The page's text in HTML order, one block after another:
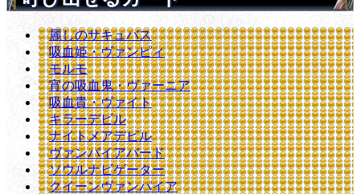
麗しのサキュバス
吸血姫・ヴァンピィ
モルモ
宵の吸血鬼・ヴァーニア
吸血貴・ヴァイト
キラーデビル
ナイトメアデビル
ヴァンパイアバード
ソウルナビゲーター
クイーンヴァンパイア